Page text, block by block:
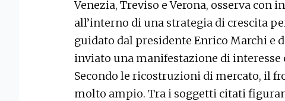
Venezia, Treviso e Verona, osserva con
all’interno di una strategia di crescita
guidato dal presidente Enrico Marchi e
inviato una manifestazione di interesse
Secondo le ricostruzioni di mercato, il
molto ampio. Tra i soggetti citati